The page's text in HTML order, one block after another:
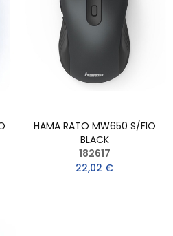
HAMA RATO MW650 S/FIO
BLACK
182617
22,02 €